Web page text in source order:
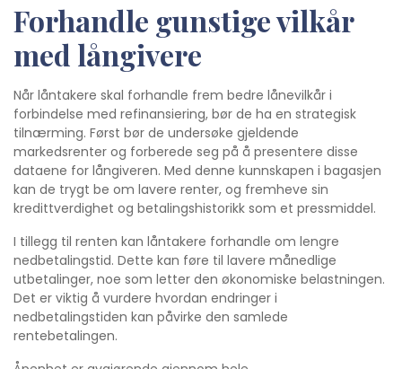
Forhandle gunstige vilkår
med långivere
Når låntakere skal forhandle frem bedre lånevilkår i
forbindelse med refinansiering, bør de ha en strategisk
tilnærming. Først bør de undersøke gjeldende
markedsrenter og forberede seg på å presentere disse
dataene for långiveren. Med denne kunnskapen i bagasjen
kan de trygt be om lavere renter, og fremheve sin
kredittverdighet og betalingshistorikk som et pressmiddel.
I tillegg til renten kan låntakere forhandle om lengre
nedbetalingstid. Dette kan føre til lavere månedlige
utbetalinger, noe som letter den økonomiske belastningen.
Det er viktig å vurdere hvordan endringer i
nedbetalingstiden kan påvirke den samlede
rentebetalingen.